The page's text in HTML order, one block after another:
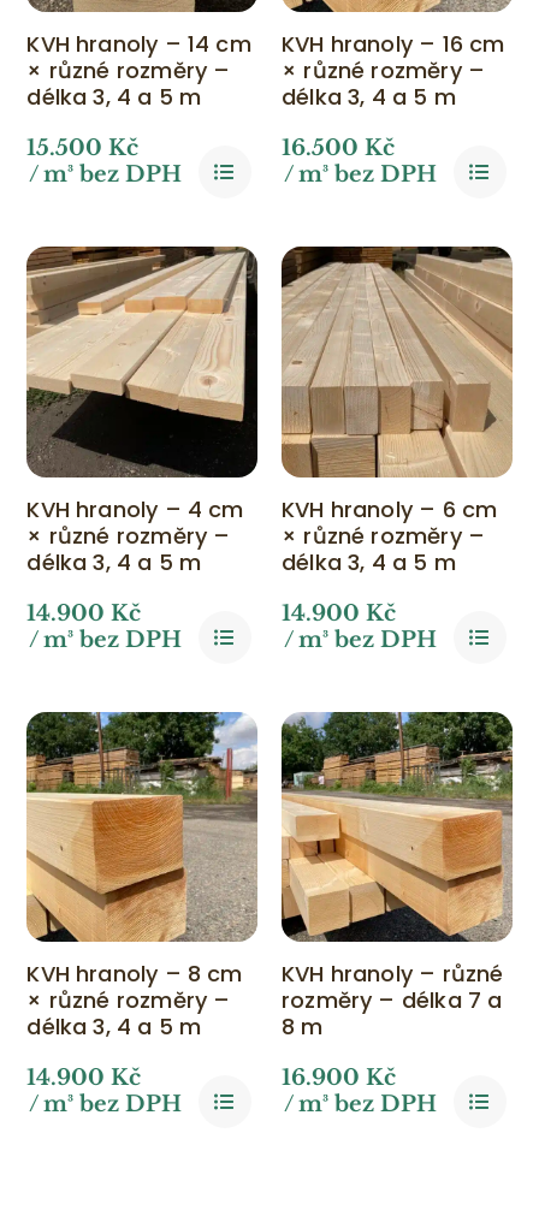
KVH hranoly – 14 cm
× různé rozměry –
délka 3, 4 a 5 m
15.500Kč
/ m³ bez DPH
KVH hranoly – 16 cm
× různé rozměry –
délka 3, 4 a 5 m
16.500 Kč
/ m³ bez DPH
KVH hranoly – 4 cm
× různé rozměry –
délka 3, 4 a 5 m
14.900Kč
/ m³ bez DPH
KVH hranoly – 6 cm
× různé rozměry –
délka 3, 4 a 5 m
14.900 Kč
/ m³ bez DPH
KVH hranoly – 8 cm
× různé rozměry –
délka 3, 4 a 5 m
14.900Kč
/ m³ bez DPH
KVH hranoly – různé
rozměry – délka 7 a
8 m
16.900 Kč
/ m³ bez DPH